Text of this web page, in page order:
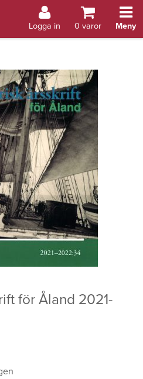
Logga in 0 varor Meny
för Åland 2021-